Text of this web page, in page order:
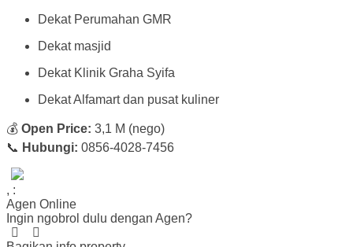
Dekat Perumahan GMR
Dekat masjid
Dekat Klinik Graha Syifa
Dekat Alfamart dan pusat kuliner
💰 Open Price: 3,1 M (nego)
📞 Hubungi: 0856-4028-7456
, :
Agen Online
Ingin ngobrol dulu dengan Agen?